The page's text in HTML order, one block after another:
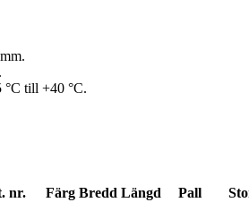
°C till +40 °C.
nr.
Färg Bredd Längd Pall